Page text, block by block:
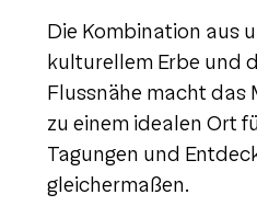
Die Kombination aus
kulturellem Erbe und
Flussnähe macht
zu einem idealen Ort
Tagungen und
gleichermaßen.